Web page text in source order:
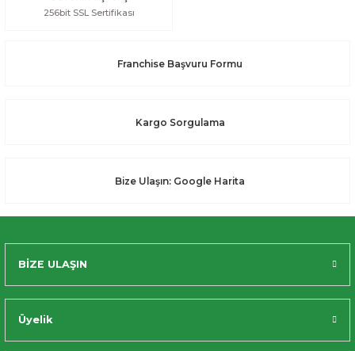
256bit SSL Sertifikası
Franchise Başvuru Formu
Kargo Sorgulama
Bize Ulaşın: Google Harita
BİZE ULAŞIN
Üyelik